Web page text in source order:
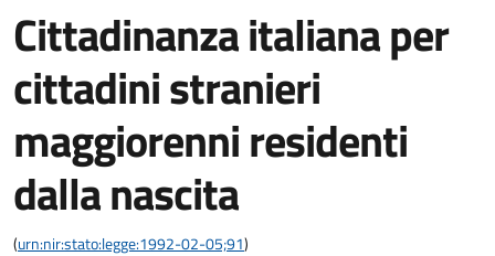
Cittadinanza italiana per
cittadini stranieri
maggiorenni residenti
dalla nascita
(urn:nir:stato:legge:1992-02-05;91)